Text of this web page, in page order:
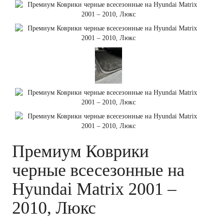
Премиум Коврики
черные всесезонные на
Hyundai Matrix 2001 –
2010, Люкс